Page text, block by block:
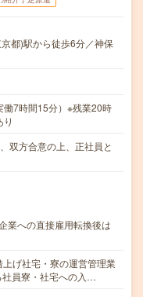
都)駅から徒歩6分／神保
7時間15分）※残業20時
双方合意の上、正社員と
への直接雇用転換後は
げ社宅・寮の運営管理業
社員寮・社宅への入…